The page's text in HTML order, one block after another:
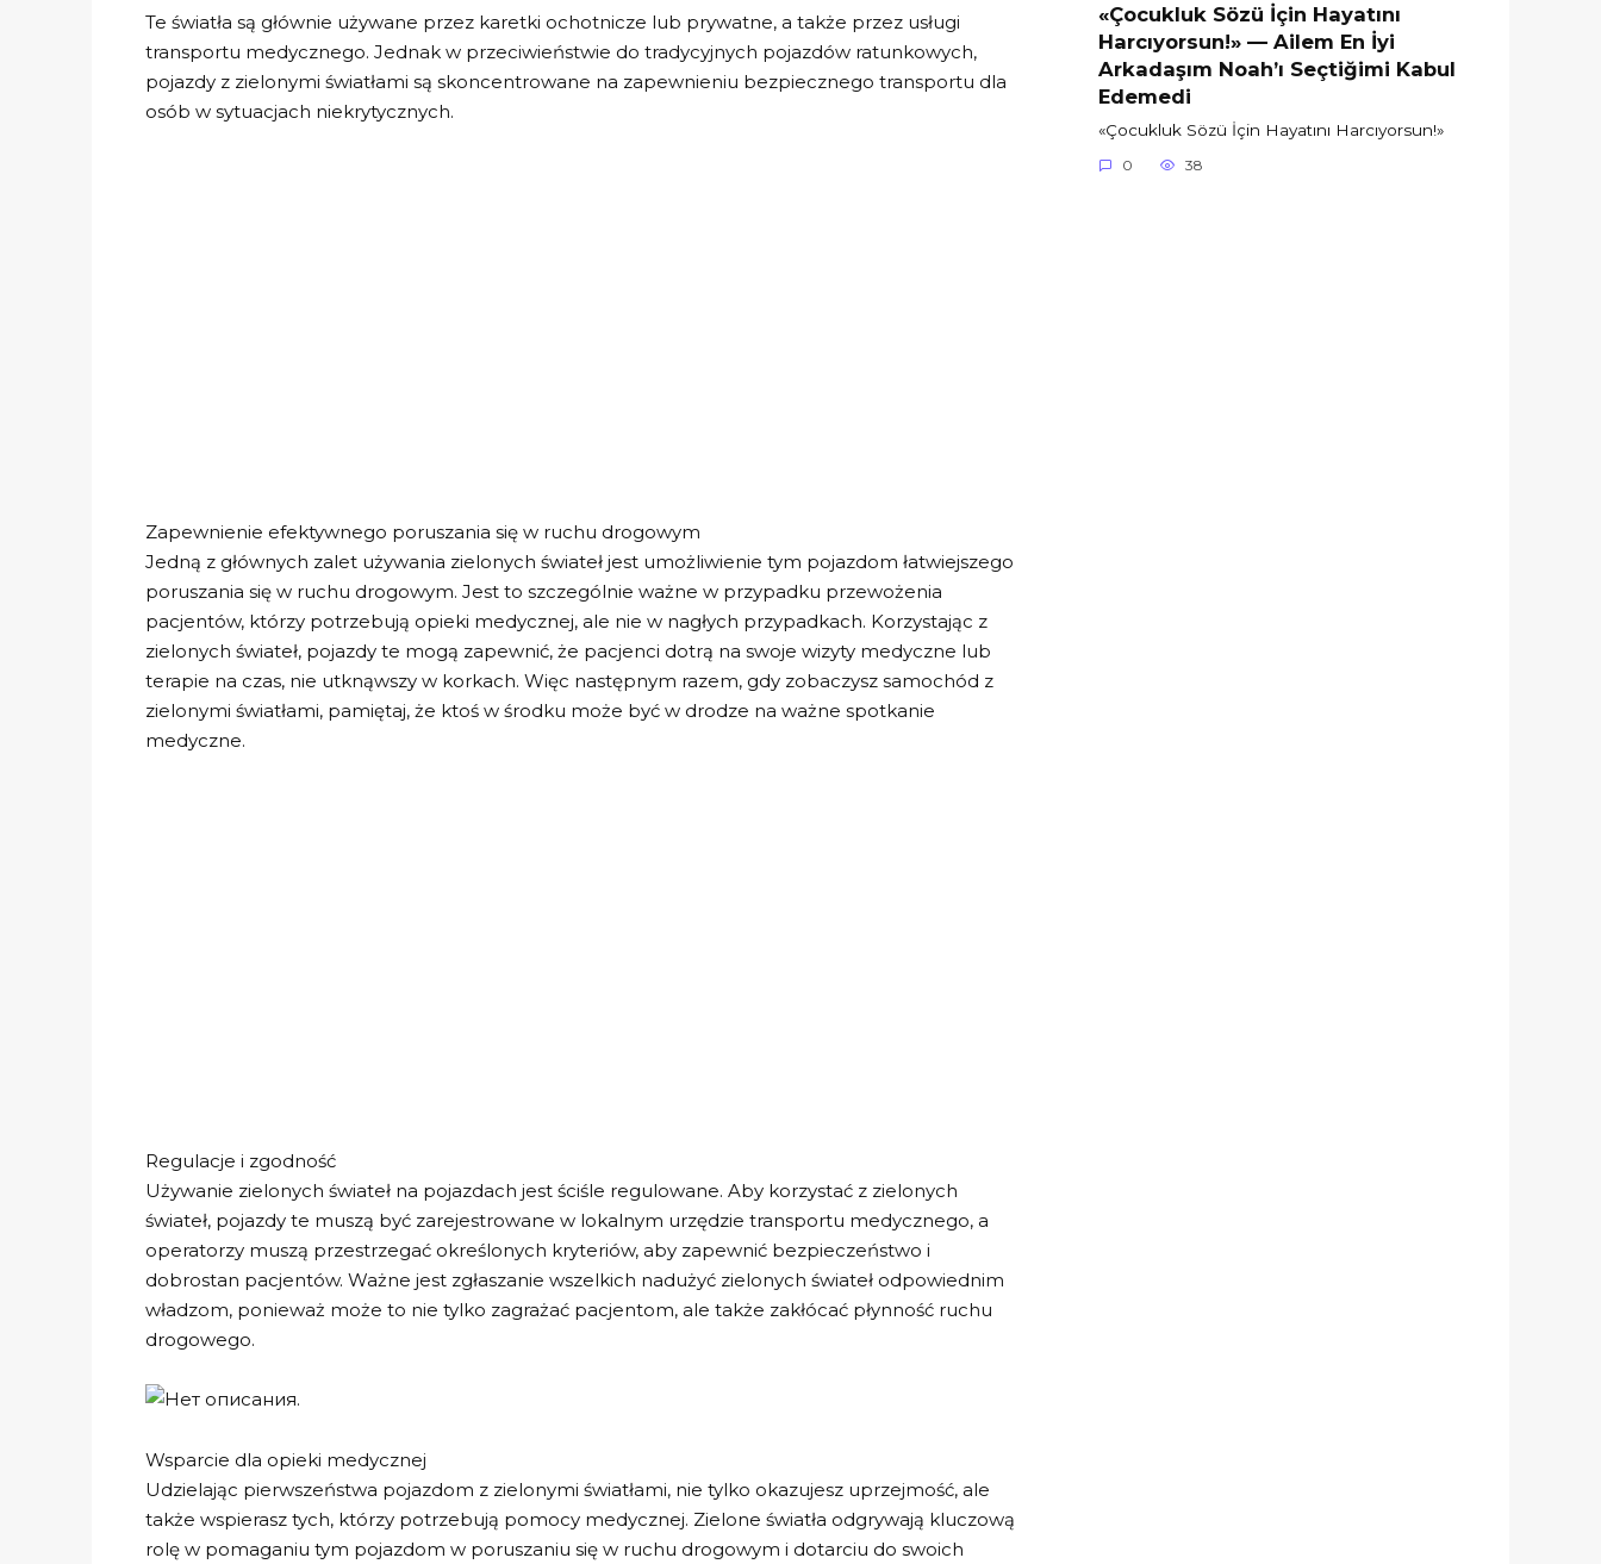
Te światła są głównie używane przez karetki ochotnicze lub prywatne, a także przez usługi
transportu medycznego. Jednak w przeciwieństwie do tradycyjnych pojazdów ratunkowych,
pojazdy z zielonymi światłami są skoncentrowane na zapewnieniu bezpiecznego transportu dla
osób w sytuacjach niekrytycznych.
Zapewnienie efektywnego poruszania się w ruchu drogowym
Jedną z głównych zalet używania zielonych świateł jest umożliwienie tym pojazdom łatwiejszego
poruszania się w ruchu drogowym. Jest to szczególnie ważne w przypadku przewożenia
pacjentów, którzy potrzebują opieki medycznej, ale nie w nagłych przypadkach. Korzystając z
zielonych świateł, pojazdy te mogą zapewnić, że pacjenci dotrą na swoje wizyty medyczne lub
terapie na czas, nie utknąwszy w korkach. Więc następnym razem, gdy zobaczysz samochód z
zielonymi światłami, pamiętaj, że ktoś w środku może być w drodze na ważne spotkanie
medyczne.
Regulacje i zgodność
Używanie zielonych świateł na pojazdach jest ściśle regulowane. Aby korzystać z zielonych
świateł, pojazdy te muszą być zarejestrowane w lokalnym urzędzie transportu medycznego, a
operatorzy muszą przestrzegać określonych kryteriów, aby zapewnić bezpieczeństwo i
dobrostan pacjentów. Ważne jest zgłaszanie wszelkich nadużyć zielonych świateł odpowiednim
władzom, ponieważ może to nie tylko zagrażać pacjentom, ale także zakłócać płynność ruchu
drogowego.
Wsparcie dla opieki medycznej
Udzielając pierwszeństwa pojazdom z zielonymi światłami, nie tylko okazujesz uprzejmość, ale
także wspierasz tych, którzy potrzebują pomocy medycznej. Zielone światła odgrywają kluczową
rolę w pomaganiu tym pojazdom w poruszaniu się w ruchu drogowym i dotarciu do swoich
«Çocukluk Sözü İçin Hayatını
Harcıyorsun!» — Ailem En İyi
Arkadaşım Noah’ı Seçtiğimi Kabul
Edemedi
«Çocukluk Sözü İçin Hayatını Harcıyorsun!»
0 38